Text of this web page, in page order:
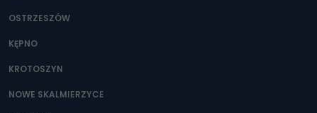
OSTRZESZÓW
KĘPNO
KROTOSZYN
NOWE SKALMIERZYCE